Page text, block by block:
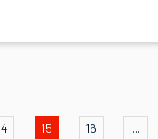
...
15 16